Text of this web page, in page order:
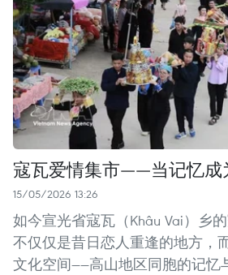
寇瓦爱情集市——当记忆成
15/05/2026 13:26
如今宣光省寇瓦（Khâu Vai）乡
不仅仅是昔日恋人重逢的地方，
文化空间——高山地区同胞的记忆